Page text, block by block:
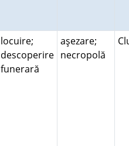
locuire;
descoperire
funerară
aşezare;
necropolă